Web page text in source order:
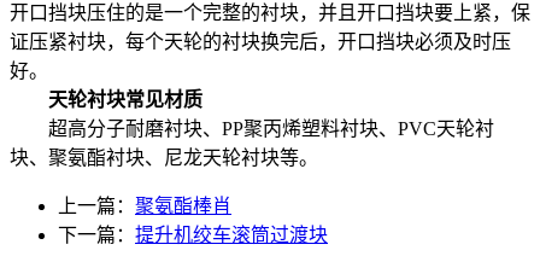
开口挡块压住的是一个完整的衬块，并且开口挡块要上紧，保
证压紧衬块，每个天轮的衬块换完后，开口挡块必须及时压
好。
天轮衬块常见材质
超高分子耐磨衬块、PP聚丙烯塑料衬块、PVC天轮衬
块、聚氨酯衬块、尼龙天轮衬块等。
上一篇： 聚氨酯棒肖
下一篇： 提升机绞车滚筒过渡块